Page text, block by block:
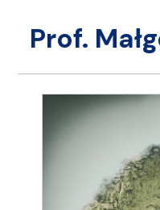
Prof.